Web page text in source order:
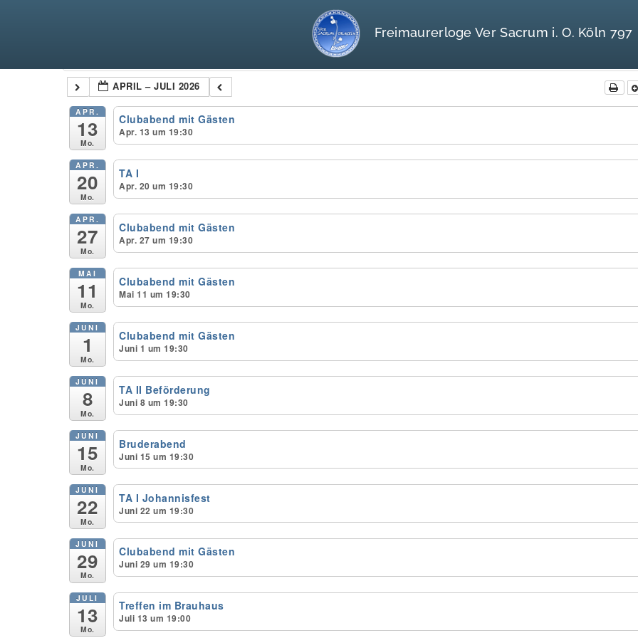
Freimaurerloge Ver Sacrum i. O. Köln 797
APRIL – JULI 2026
APR.
13
Mo.
Clubabend mit Gästen
Apr. 13 um 19:30
APR.
20
Mo.
TA I
Apr. 20 um 19:30
APR.
27
Mo.
Clubabend mit Gästen
Apr. 27 um 19:30
MAI
11
Mo.
Clubabend mit Gästen
Mai 11 um 19:30
JUNI
1
Mo.
Clubabend mit Gästen
Juni 1 um 19:30
JUNI
8
Mo.
TA II Beförderung
Juni 8 um 19:30
JUNI
15
Mo.
Bruderabend
Juni 15 um 19:30
JUNI
22
Mo.
TA I Johannisfest
Juni 22 um 19:30
JUNI
29
Mo.
Clubabend mit Gästen
Juni 29 um 19:30
JULI
13
Mo.
Treffen im Brauhaus
Juli 13 um 19:00